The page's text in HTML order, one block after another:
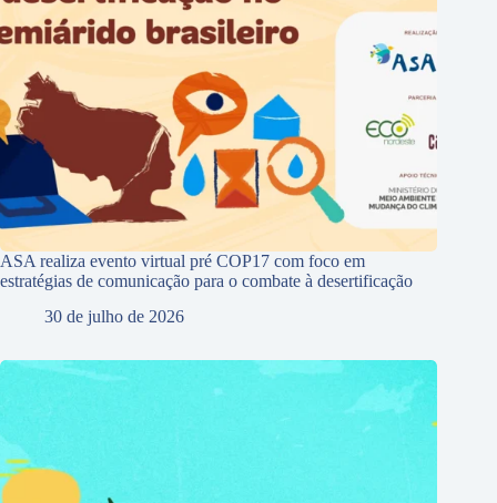
ASA realiza evento virtual pré COP17 com foco em
estratégias de comunicação para o combate à desertificação
30 de julho de 2026